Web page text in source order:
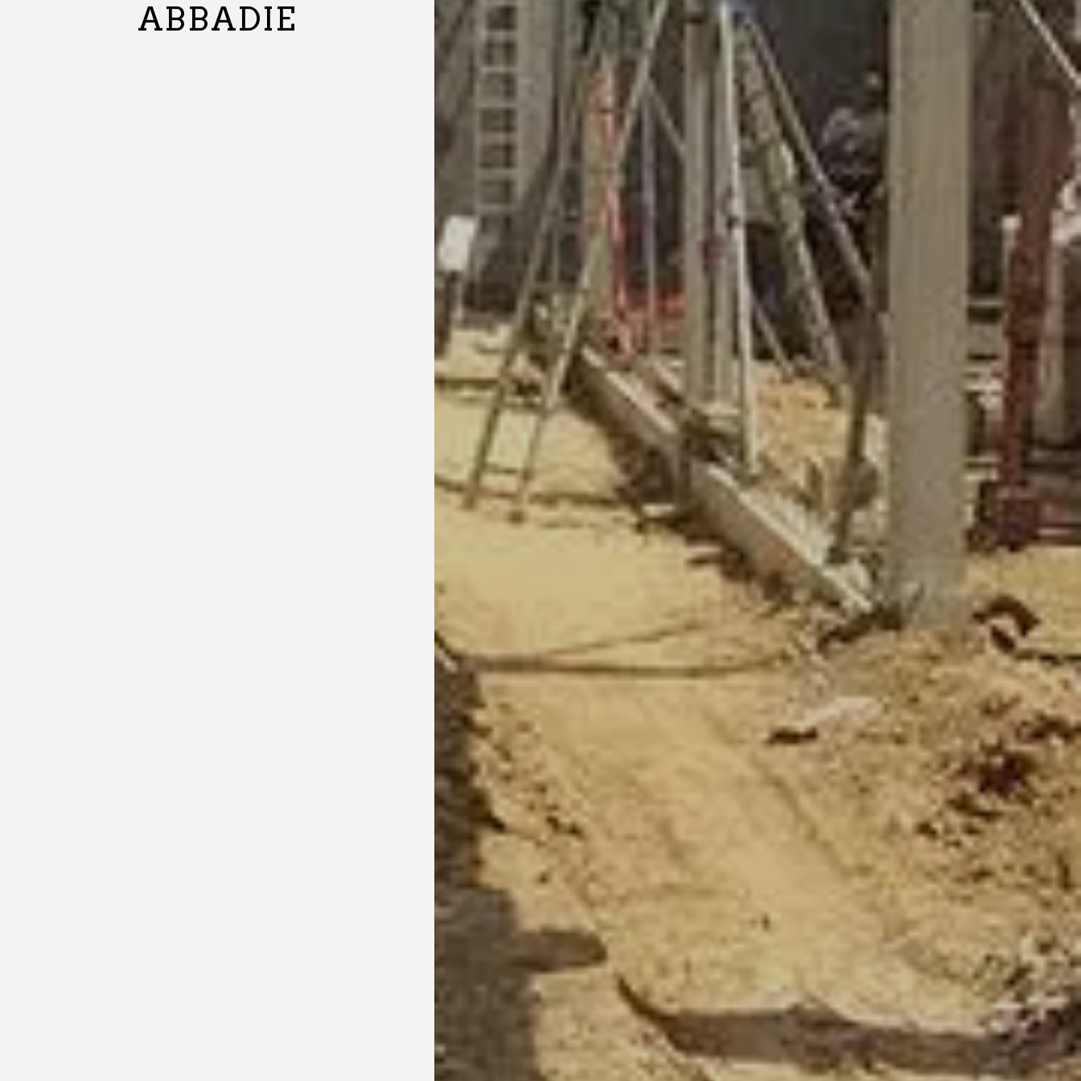
ABBADIE